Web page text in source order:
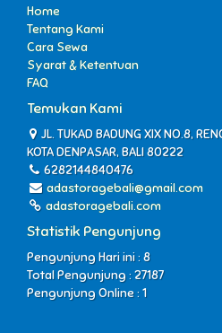
Home
Tentang Kami
Cara Sewa
Syarat & Ketentuan
FAQ
Temukan Kami
JL. TUKAD BADUNG XIX NO.8,
KOTA DENPASAR, BALI 80222
6282144840476
adastoragebali@gmail.com
adastoragebali.com
Statistik Pengunjung
Pengunjung Hari ini : 8
Total Pengunjung : 27187
Pengunjung Online : 1